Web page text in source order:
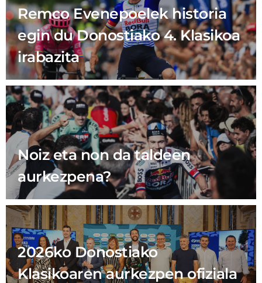
Remco Evenepoelek historia
egin du Donostiako 4. Klasikoa
irabazita
Noiz eta non da taldeen
aurkezpena?
2026ko Donostiako
Klasikoaren aurkezpen ofiziala